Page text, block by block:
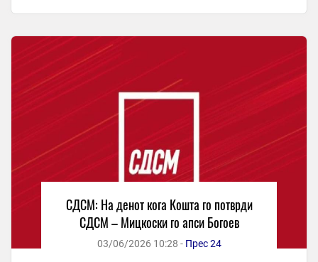
СДСМ: На денот кога Кошта го потврди
СДСМ – Мицкоски го апси Богоев
03/06/2026 10:28 - Прес 24